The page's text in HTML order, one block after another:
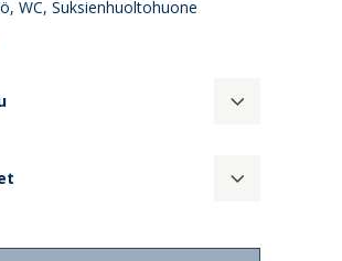
WC, Suksienhuoltohuone